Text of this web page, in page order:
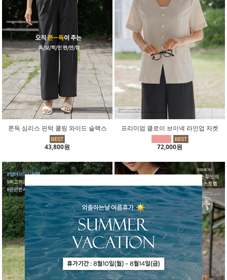
쫀득 심리스 핀턱 쿨링 와이드 슬랙스
43,800원
프리미엄 클로이 브이넥 라인업 자켓
72,000원